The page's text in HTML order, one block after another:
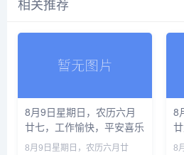
相关推荐
8月9日星期日，农历六月
廿七，工作愉快，平安喜乐
8月9日星期日，农历六月廿
8
8